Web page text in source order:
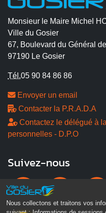
Nous collectons et traitons vos
Monsieur le Maire Michel
Ville du Gosier
67, Boulevard du Général
97190 Le Gosier
Tél.05 90 84 86 86
Envoyer un email
Contacter la P.R.A.D.A
Contactez le délégué à
personnelles - D.P.O
Suivez-nous